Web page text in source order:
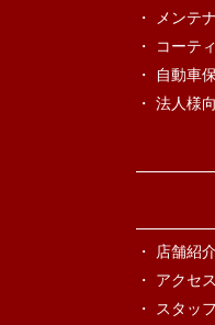
メンテ
コーテ
自動車
法人様
店舗紹
アクセス
スタッ